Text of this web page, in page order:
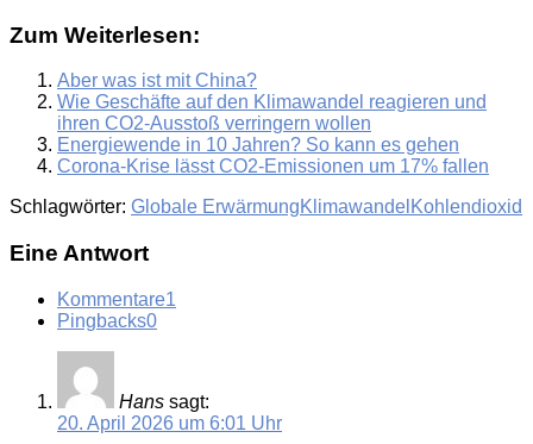
Zum Weiterlesen:
Aber was ist mit China?
Wie Geschäfte auf den Klimawandel reagieren und
ihren CO2-Ausstoß verringern wollen
Energiewende in 10 Jahren? So kann es gehen
Corona-Krise lässt CO2-Emissionen um 17% fallen
Schlagwörter: Globale ErwärmungKlimawandel Kohlendioxid
Eine Antwort
Kommentare1
Pingbacks0
Hans sagt:
20. April 2026 um 6:01 Uhr